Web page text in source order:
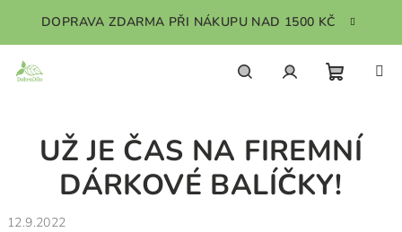
obsah
DOPRAVA ZDARMA PŘI NÁKUPU NAD 1500 KČ
košík
UŽ JE ČAS NA FIREMNÍ
DÁRKOVÉ BALÍČKY!
12.9.2022